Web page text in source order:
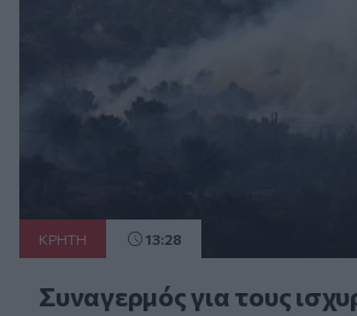
ΚΡΗΤΗ 13:28
Συναγερμός για τους